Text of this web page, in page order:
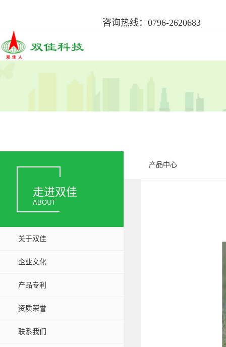
咨询热线：0796-2620683
走进双佳
ABOUT
关于双佳
企业文化
产品专利
资质荣誉
联系我们
产品中心